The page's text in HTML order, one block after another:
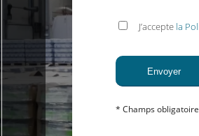
J’accepte la
* Champs